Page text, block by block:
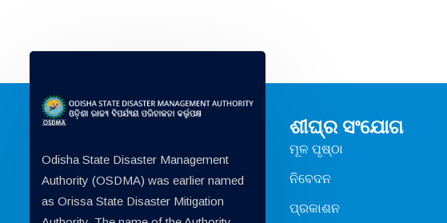
Odisha State Disaster Management
Authority (OSDMA) was earlier named
as Orissa State Disaster Mitigation
ଶୀଘ୍ର ସଂଯୋଗ
ମୂଳ ପୃଷ୍ଠା
ନିବେଦନ
ପ୍ରକାଶନ